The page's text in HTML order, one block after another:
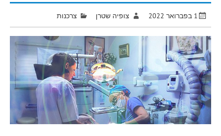
1 בפברואר 2022 צופיה שטרן צרכנות